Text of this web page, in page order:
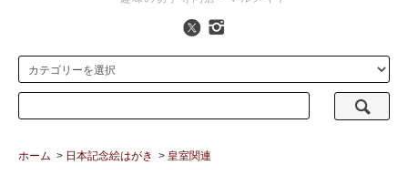
ホーム > 日本記念絵はがき > 皇室関連